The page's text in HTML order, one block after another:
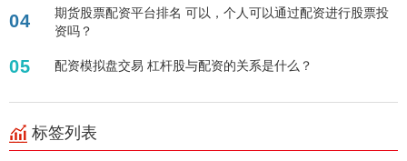
04
期货股票配资平台排名 可以，个人可以通过配资进行股票投
资吗？
05 配资模拟盘交易 杠杆股与配资的关系是什么？
标签列表